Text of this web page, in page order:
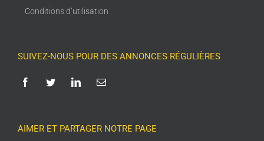
Conditions d’utilisation
SUIVEZ-NOUS POUR DES ANNONCES RÉGULIÈRES
AIMER ET PARTAGER NOTRE PAGE